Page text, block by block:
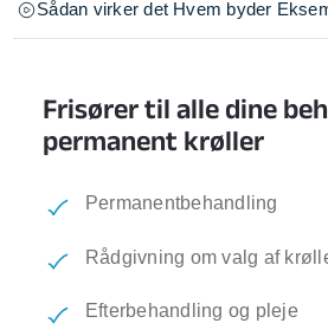
Sådan virker det Hvem byder
Frisører til alle dine
permanent krøller
Permanentbehandling
Rådgivning om valg af
Efterbehandling og pleje